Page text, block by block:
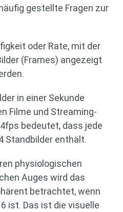
gestellte Fragen zur
oder Rate, mit der
(Frames) angezeigt
in einer Sekunde
Filme und Streaming-
bedeutet, dass jede
Standbilder enthält.
physiologischen
Auges wird das
betrachtet, wenn
ist. Das ist die visuelle